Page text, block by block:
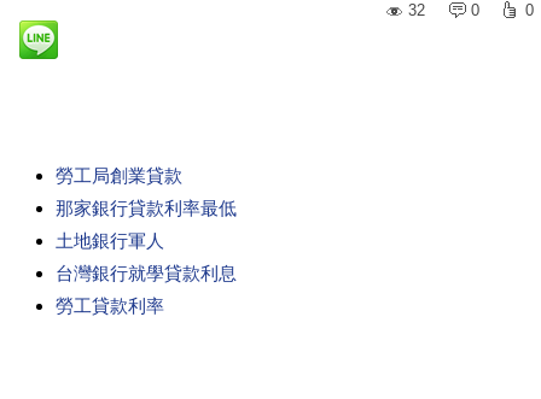
32
0 0
勞工局創業貸款
那家銀行貸款利率最低
土地銀行軍人
台灣銀行就學貸款利息
勞工貸款利率